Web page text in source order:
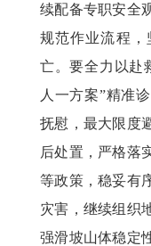
续配备专职安全
规范作业流程，
亡。要全力以赴
人一方案”精准
抚慰，最大限度
后处置，严格落
等政策，稳妥有
灾害，继续组织
强滑坡山体稳定